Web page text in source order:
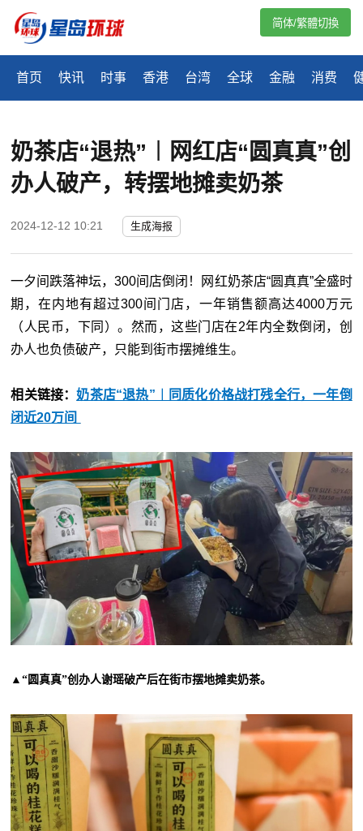
首页 快讯 时事 香港 台湾 全球 金融 消费
简体/繁體切換
奶茶店“退热”︱网红店“圆真真”创
办人破产，转摆地摊卖奶茶
2024-12-12 10:21 生成海报
一夕间跌落神坛，300间店倒闭！网红奶茶店“圆真真”全盛时
期，在内地有超过300间门店，一年销售额高达4000万元
（人民币，下同）。然而，这些门店在2年内全数倒闭，创
办人也负债破产，只能到街市摆摊维生。
相关链接：奶茶店“退热”︱同质化价格战打残全行，一年倒
闭近20万间
▲“圆真真”创办人谢瑶破产后在街市摆地摊卖奶茶。